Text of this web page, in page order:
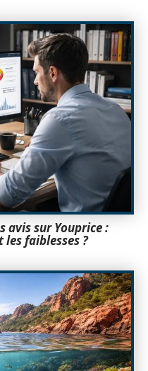
avis sur Youprice :
faiblesses ?